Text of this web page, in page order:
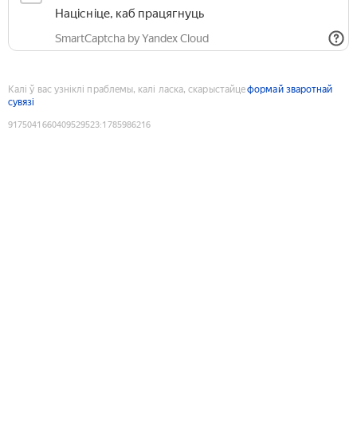
Націсніце, каб працягнуць
SmartCaptcha by Yandex Cloud
Калі ў вас узніклі праблемы, калі ласка, скарыстайцеформай зваротнай
сувязі
9175041660409529523:1785986216